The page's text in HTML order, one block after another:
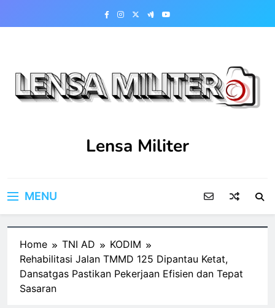
Lensa Militer
MENU
Home TNI AD
KODIM
Rehabilitasi Jalan TMMD 125 Dipantau Ketat,
Dansatgas Pastikan Pekerjaan Efisien dan Tepat
Sasaran